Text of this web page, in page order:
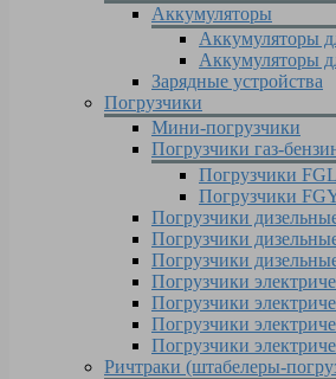
Аккумуляторы
Аккумуляторы
Аккумуляторы
Зарядные устройства
Погрузчики
Мини-погрузчики
Погрузчики газ-
Погрузчики
Погрузчики
Погрузчики
Погрузчики
Погрузчики
Погрузчики
Погрузчики
Погрузчики
Погрузчики
Ричтраки (штабелеры-